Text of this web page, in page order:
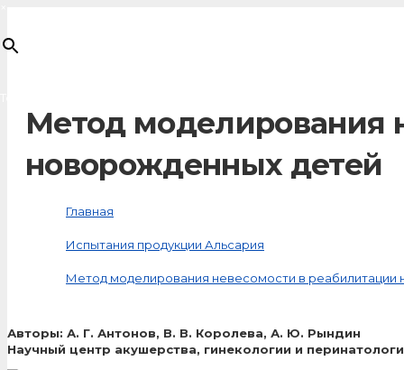
Метод моделирования
новорожденных детей
Главная
Испытания продукции Альсария
Метод моделирования невесомости в реабилитации
Авторы: А. Г. Антонов, В. В. Королева, А. Ю. Рындин
Научный центр акушерства, гинекологии и